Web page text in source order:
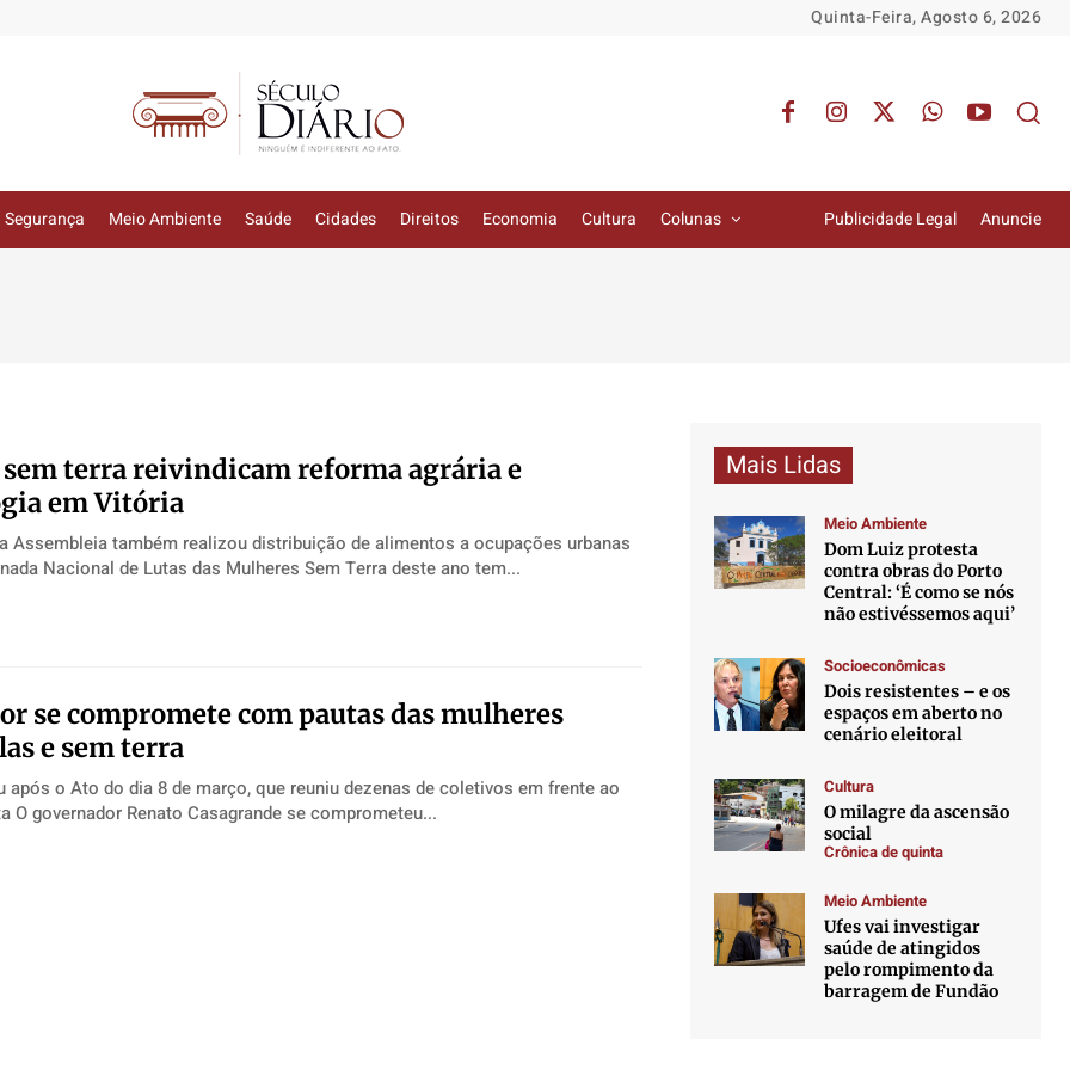
Quinta-Feira, Agosto 6, 2026
Segurança Meio Ambiente Saúde Cidades Direitos Economia Cultura Colunas Publicidade Legal Anuncie
terra reivindicam reforma agrária e
em Vitória
Assembleia também realizou distribuição de alimentos a ocupações urbanas
A Jornada Nacional de Lutas das Mulheres Sem Terra deste ano tem...
se compromete com pautas das mulheres
e sem terra
após o Ato do dia 8 de março, que reuniu dezenas de coletivos em frente ao
Palácio Anchieta O governador Renato Casagrande se comprometeu...
Mais Lidas
Meio Ambiente
Dom Luiz protesta
contra obras do Porto
Central: ‘É como se nós
não estivéssemos aqui’
Socioeconômicas
Dois resistentes – e os
espaços em aberto no
cenário eleitoral
Cultura
O milagre da ascensão
social
Crônica de quinta
Meio Ambiente
Ufes vai investigar
saúde de atingidos
pelo rompimento da
barragem de Fundão